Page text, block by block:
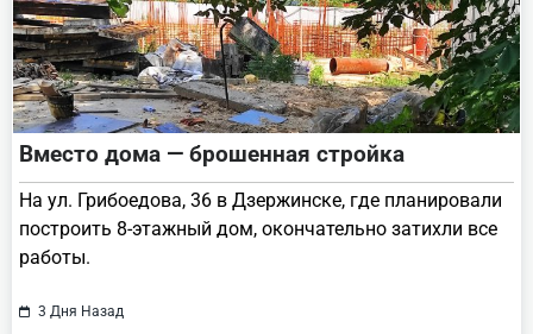
Вместо дома — брошенная стройка
На ул. Грибоедова, 36 в Дзержинске, где планировали
построить 8-этажный дом, окончательно затихли все
работы.
3 Дня Назад